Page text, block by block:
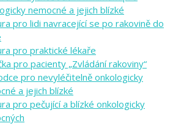
nemocné a jejich blízké
pro lidi navracející se po rakovině do
pro praktické lékaře
pro pacienty „Zvládání rakoviny“
pro nevyléčitelně onkologicky
a jejich blízké
pro pečující a blízké onkologicky